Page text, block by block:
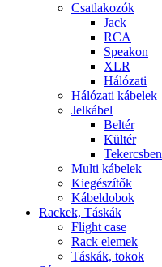
Csatlakozók
Jack
RCA
Speakon
XLR
Hálózati
Hálózati kábelek
Jelkábel
Beltér
Kültér
Tekercsben
Multi kábelek
Kiegészítők
Kábeldobok
Rackek, Táskák
Flight case
Rack elemek
Táskák, tokok